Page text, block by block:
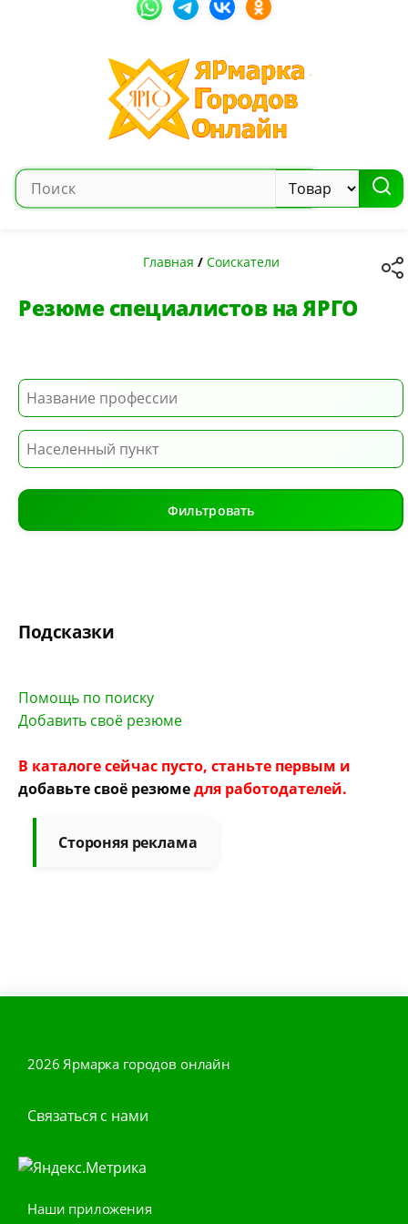
Главная / Соискатели
Резюме специалистов на ЯРГО
Фильтровать
Подсказки
Помощь по поиску
Добавить своё резюме
В каталоге сейчас пусто, станьте первым и
добавьте своё резюмедля работодателей.
Стороняя реклама
2026 Ярмарка городов онлайн
Связаться с нами
Наши приложения